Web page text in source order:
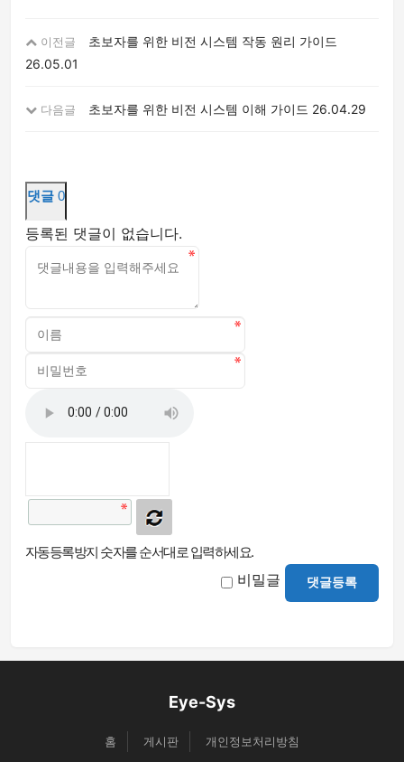
이전글
초보자를 위한 비전 시스템 작동 원리 가이드
26.05.01
다음글 초보자를 위한 비전 시스템 이해 가이드 26.04.29
댓글 0
등록된 댓글이 없습니다.
자동등록방지 숫자를 순서대로 입력하세요.
비밀글 댓글등록
Eye-Sys
홈 게시판 개인정보처리방침